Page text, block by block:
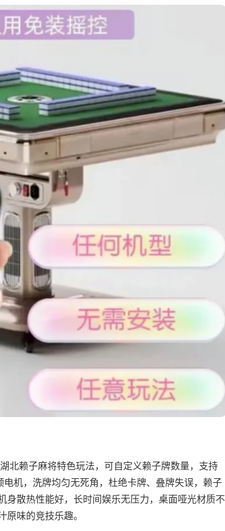
北赖子麻将特色玩法，可自定义赖子牌数量，支持
机，洗牌均匀无死角，杜绝卡牌、叠牌失误，赖子
身散热性能好，长时间娱乐无压力，桌面哑光材质不
味的竞技乐趣。